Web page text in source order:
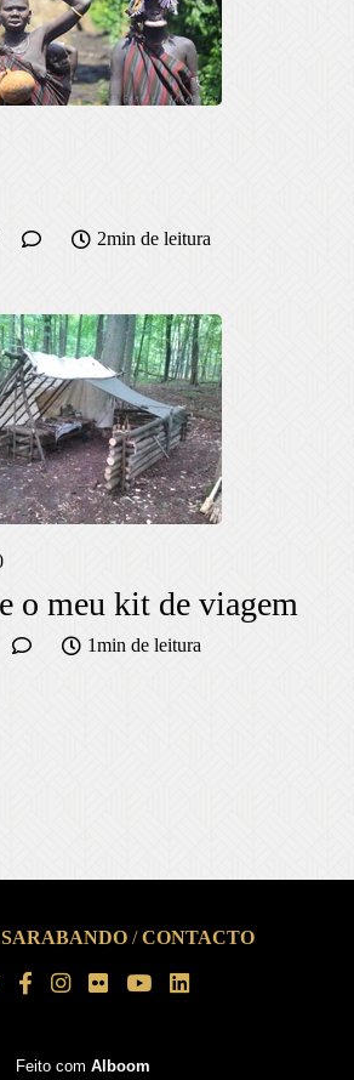
2min de leitura
o meu kit de viagem
1min de leitura
/CONTACTO
Feito com Alboom